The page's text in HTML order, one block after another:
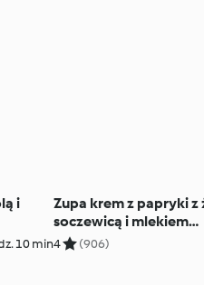
i
10 min
Zupa krem z papryki z
soczewicą i mlekiem
kokosowym
4 (906)